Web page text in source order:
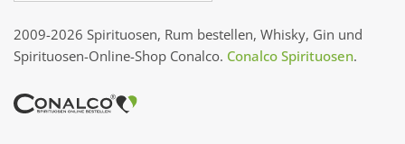
2009-2026 Spirituosen, Rum bestellen, Whisky, Gin und
Spirituosen-Online-Shop Conalco. Conalco Spirituosen.